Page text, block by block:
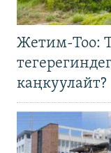
Жетим-Тоо:
каңкуулайт?